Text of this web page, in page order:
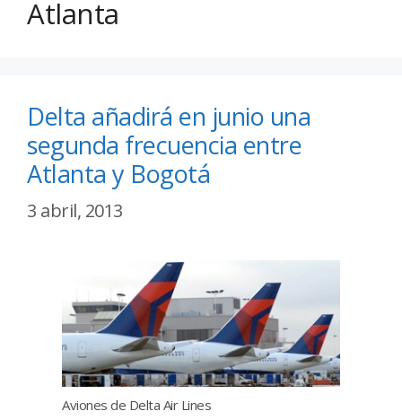
Atlanta
Delta añadirá en junio una
segunda frecuencia entre
Atlanta y Bogotá
3 abril, 2013
Aviones de Delta Air Lines